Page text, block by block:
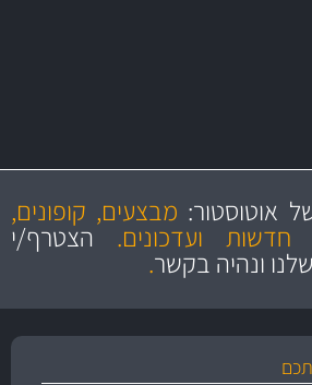
מחירים
הוגנים
והיצע מוצרים איכותיאוטוסטור: מבצעים, קופונים,
ועדכונים. הצטרף/י
ונהיה בקשר.